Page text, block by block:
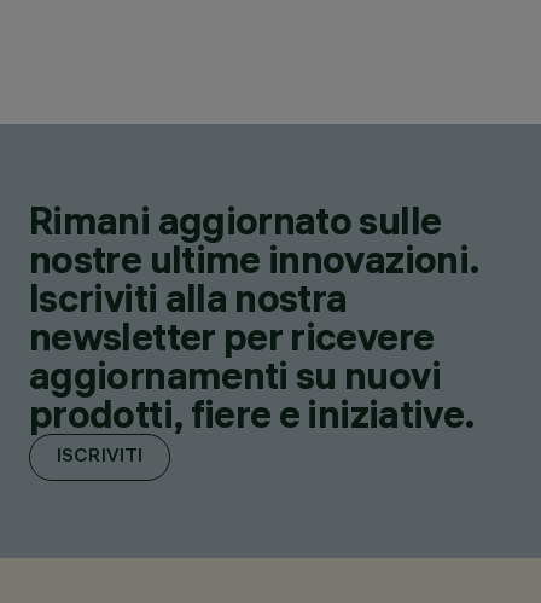
Rimani aggiornato sulle
nostre ultime innovazioni.
Iscriviti alla nostra
newsletter per ricevere
aggiornamenti su nuovi
prodotti, fiere e iniziative.
ISCRIVITI